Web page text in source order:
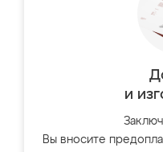
и
Вы вносите